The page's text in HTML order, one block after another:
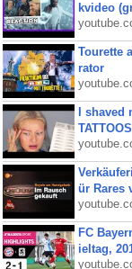
kvideo
Tourette
rator
I
TATTOOS
ür Rares
FC
ieltag,